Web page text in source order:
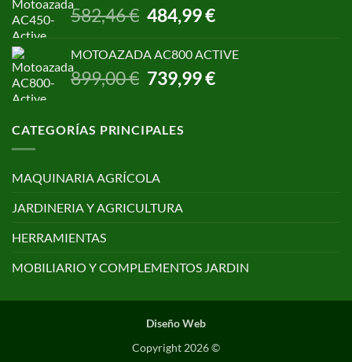
650,00 €.
499,00 €.
582,46€
El
precio
era:
582,46 €.
484,99€El
es:
484,99 €.
MOTOAZADA AC800 ACTIVE
899,00€ El
precio
era:
739,99€El
CATEGORÍAS PRINCIPALES
MAQUINARIA AGRÍCOLA
JARDINERIA Y AGRICULTURA
HERRAMIENTAS
MOBILIARIO Y COMPLEMENTOS JARDIN
Diseño Web
Copyright 2026 ©